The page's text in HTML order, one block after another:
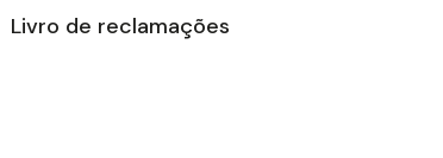
Livro de reclamações